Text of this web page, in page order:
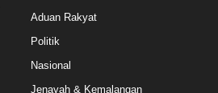
Aduan Rakyat
Politik
Nasional
Jenayah & Kemalangan